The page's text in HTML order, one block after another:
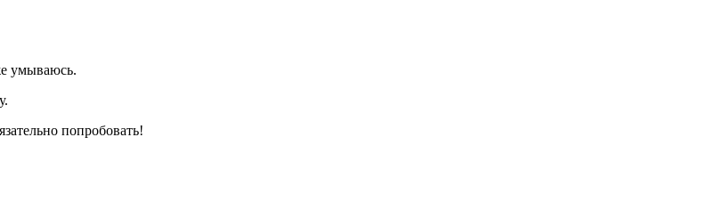
умываюсь.
попробовать!